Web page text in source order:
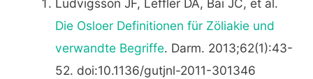
Ludvigsson JF, Leffler DA, Bai JC, et al.
Die Osloer Definitionen für Zöliakie und
verwandte Begriffe. Darm. 2013;62(1):43-
52. doi:10.1136/gutjnl-2011-301346